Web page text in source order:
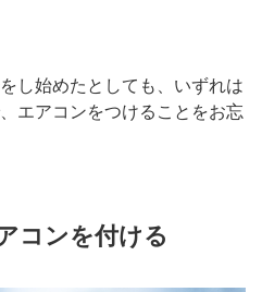
し始めたとしても、いずれは
エアコンをつけることをお忘
コンを付ける